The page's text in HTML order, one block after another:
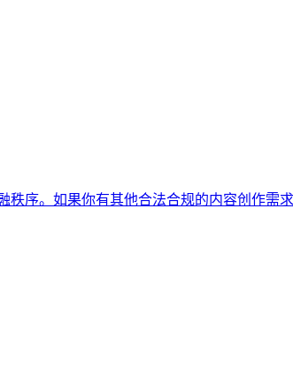
序。如果你有其他合法合规的内容创作需